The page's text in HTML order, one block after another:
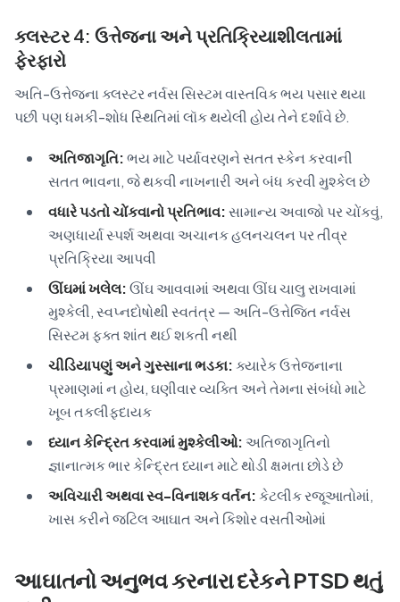
ક્લસ્ટર 4: ઉત્તેજના અને પ્રતિક્રિયાશીલતામાં
ફેરફારો
અતિ-ઉત્તેજના ક્લસ્ટર નર્વસ સિસ્ટમ વાસ્તવિક ભય પસાર થયા
પછી પણ ધમકી-શોધ સ્થિતિમાં લૉક થયેલી હોય તેને દર્શાવે છે.
અતિજાગૃતિ:ભય માટે પર્યાવરણને સતત સ્કેન કરવાની
સતત ભાવના, જે થકવી નાખનારી અને બંધ કરવી મુશ્કેલ છે
વધારે પડતો ચોંકવાનો પ્રતિભાવ:સામાન્ય અવાજો પર ચોંકવું,
અણધાર્યા સ્પર્શ અથવા અચાનક હલનચલન પર તીવ્ર
પ્રતિક્રિયા આપવી
ઊંઘમાં ખલેલ:ઊંઘ આવવામાં અથવા ઊંઘ ચાલુ રાખવામાં
મુશ્કેલી, સ્વપ્નદોષોથી સ્વતંત્ર — અતિ-ઉત્તેજિત નર્વસ
સિસ્ટમ ફક્ત શાંત થઈ શકતી નથી
ચીડિયાપણું અને ગુસ્સાના ભડકા: ક્યારેક ઉત્તેજનાના
પ્રમાણમાં ન હોય, ઘણીવાર વ્યક્તિ અને તેમના સંબંધો માટે
ખૂબ તકલીફદાયક
ધ્યાન કેન્દ્રિત કરવામાં મુશ્કેલીઓ: અતિજાગૃતિનો
જ્ઞાનાત્મક ભાર કેન્દ્રિત ધ્યાન માટે થોડી ક્ષમતા છોડે છે
અવિચારી અથવા સ્વ-વિનાશક વર્તન: કેટલીક રજૂઆતોમાં,
ખાસ કરીને જટિલ આઘાત અને કિશોર વસતીઓમાં
આઘાતનો અનુભવ કરનારા દરેકને PTSD થતું